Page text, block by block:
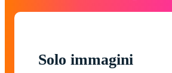
Solo immagini